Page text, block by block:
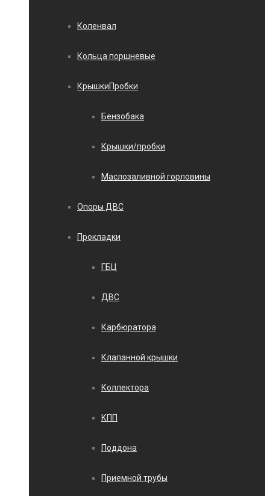
Коленвал
Кольца поршневые
КрышкиПробки
Бензобака
Крышки/пробки
Маслозаливной горловины
Опоры ДВС
Прокладки
ГБЦ
ДВС
Карбюратора
Клапанной крышки
Коллектора
КПП
Поддона
Приемной трубы